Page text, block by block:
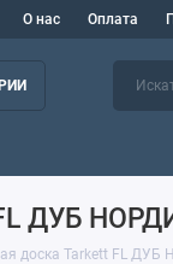
О нас Оплата
ДУБ
доска Tarkett FL